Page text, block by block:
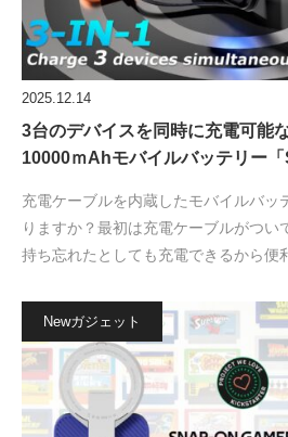
2025.12.14
3台のデバイスを同時に充電可能
10000ｍAhモバイルバッテリー
充電ケーブルを内蔵したモバイルバッ
りますか？最初は充電ケーブルがつい
持ち忘れたとしても充電できるから便
Newガジェット